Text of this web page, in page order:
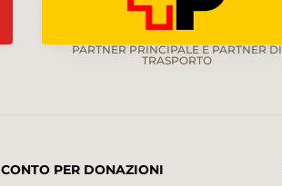
PARTNER PRINCIPALE E PARTNER DI
TRASPORTO
CONTO PER DONAZIONI